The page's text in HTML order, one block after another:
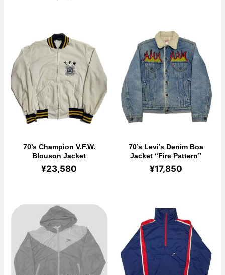
70’s Champion V.F.W.
Blouson Jacket
¥23,580
70’s Levi’s Denim Boa
Jacket “Fire Pattern”
¥17,850